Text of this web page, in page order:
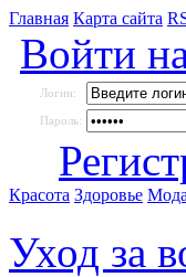
Главная Карта сайта
Войти
Логин:
Пароль:
Красота Здоровье Мода
Уход за